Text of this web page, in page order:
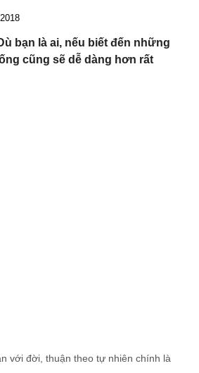
bạn là ai, nếu biết đến những
cũng sẽ dễ dàng hơn rất
với đời, thuận theo tự nhiên chính là